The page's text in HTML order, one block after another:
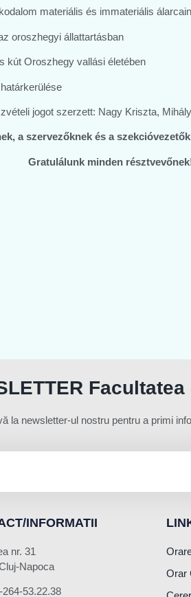
materiális és immateriális
oroszhegyi állattartásban
kút Oroszhegy vallási életében
jogot szerzett: Nagy Kriszta,
a szervezőknek és a
Gratulálunk minden
la newsletter-ul nostru pentru a primi
INFORMATII
nr. 31
Napoca
264-53.22.38
Orar